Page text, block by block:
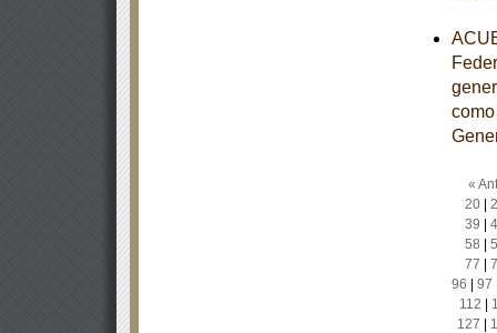
«
20|
39
58
77
96
97
112
127